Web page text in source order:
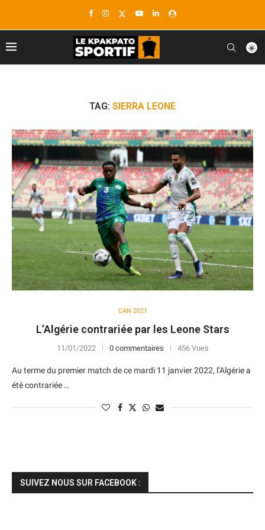
TAG: SIERRA LEONE
CAN 2021
L’Algérie contrariée par les Leone Stars
11/01/2022 0 commentaires 456 Vues
Au terme du premier match de ce mardi 11 janvier 2022, l’Algérie a
été contrariée …
SUIVEZ NOUS SUR FACEBOOK :